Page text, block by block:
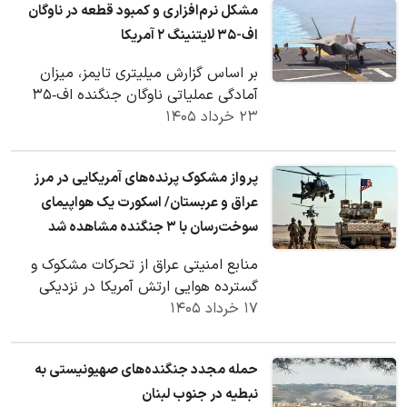
مشکل نرم‌افزاری و کمبود قطعه در ناوگان
اف-۳۵ لایتنینگ ۲ آمریکا
بر اساس گزارش میلیتری تایمز، میزان
آمادگی عملیاتی ناوگان جنگنده اف‑۳۵
۲۳ خرداد ۱۴۰۵
پرواز مشکوک پرنده‌های آمریکایی در مرز
عراق و عربستان/ اسکورت یک هواپیمای
سوخت‌رسان با ۳ جنگنده مشاهده شد
منابع امنیتی عراق از تحرکات مشکوک و
گسترده هوایی ارتش آمریکا در نزدیکی
گذرگاه مرزی عراق با عربستان خبر دادند
۱۷ خرداد ۱۴۰۵
حمله مجدد جنگنده‌های صهیونیستی به
نبطیه در جنوب لبنان